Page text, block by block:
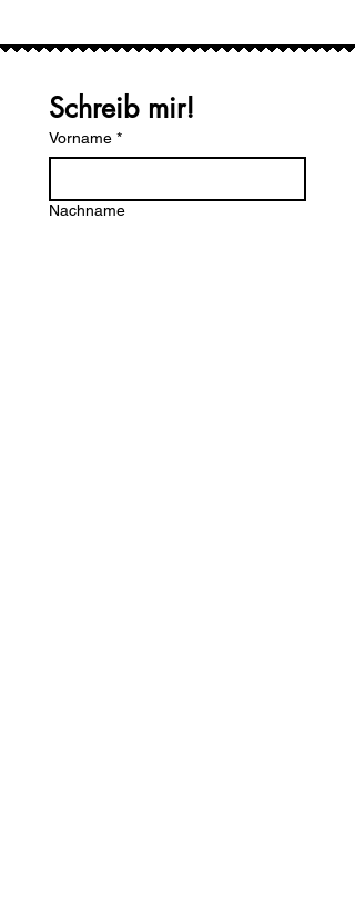
Schreib mir!
Vorname *
Nachname